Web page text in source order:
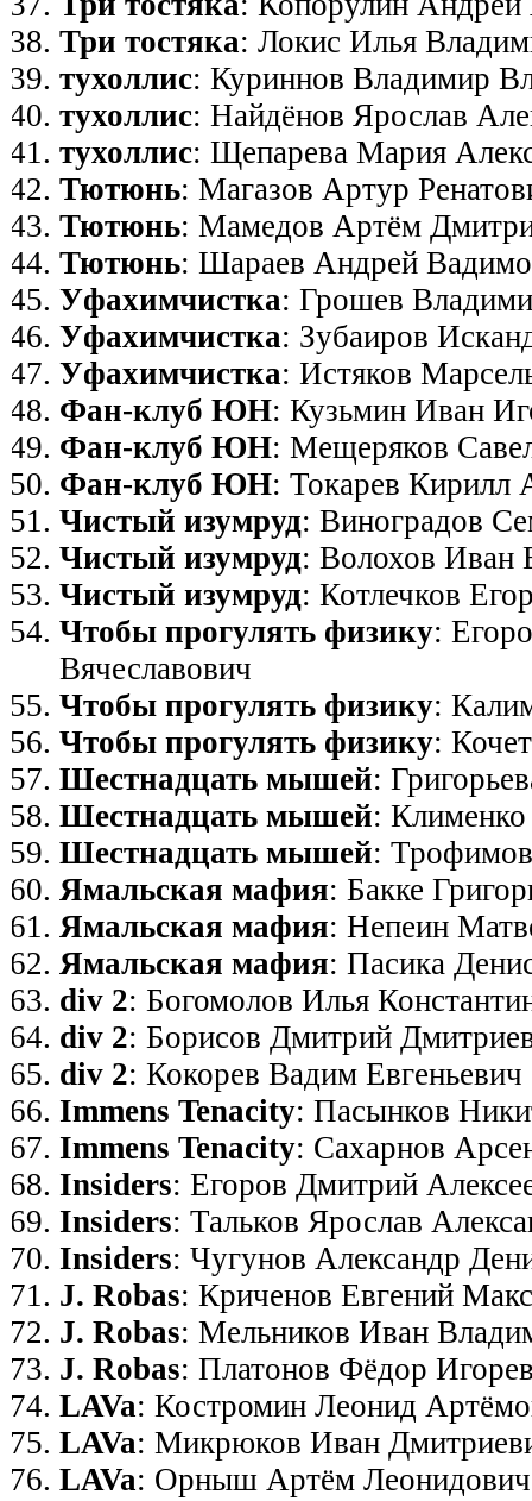
Три тостяка: Локис Илья
тухоллис: Куриннов Владимир
тухоллис: Найдёнов Ярослав
тухоллис: Щепарева Мария
Тютюнь: Магазов Артур
Тютюнь: Мамедов Артём
Тютюнь: Шараев Андрей
Уфахимчистка: Грошев
Уфахимчистка: Зубаиров
Уфахимчистка: Истяков
Фан-клуб ЮН: Кузьмин Иван
Фан-клуб ЮН: Мещеряков
Фан-клуб ЮН: Токарев Кирилл
Чистый изумруд: Виноградов
Чистый изумруд: Волохов Иван
Чистый изумруд: Котлечков
Чтобы прогулять физику:
Вячеславович
Чтобы прогулять физику:
Чтобы прогулять физику:
Шестнадцать мышей:
Шестнадцать мышей:
Шестнадцать мышей:
Ямальская мафия: Бакке
Ямальская мафия: Непеин
Ямальская мафия: Пасика
div 2: Богомолов Илья
div 2: Борисов Дмитрий
div 2: Кокорев Вадим Евгеньевич
Immens Tenacity: Пасынков
Immens Tenacity: Сахарнов
Insiders: Егоров Дмитрий
Insiders: Тальков Ярослав
Insiders: Чугунов Александр
J. Robas: Криченов Евгений
J. Robas: Мельников Иван
J. Robas: Платонов Фёдор
LAVa: Костромин Леонид
LAVa: Микрюков Иван
LAVa: Орныш Артём Леонидович